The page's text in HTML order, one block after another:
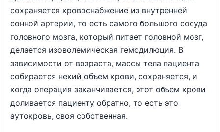
сохраняется кровоснабжение из внутренней
сонной артерии, то есть самого большого сосуда
головного мозга, который питает головной мозг,
делается изоволемическая гемодилюция. В
зависимости от возраста, массы тела пациента
собирается некий объем крови, сохраняется, и
когда операция заканчивается, этот объем крови
доливается пациенту обратно, то есть это
аутокровь, своя собственная.